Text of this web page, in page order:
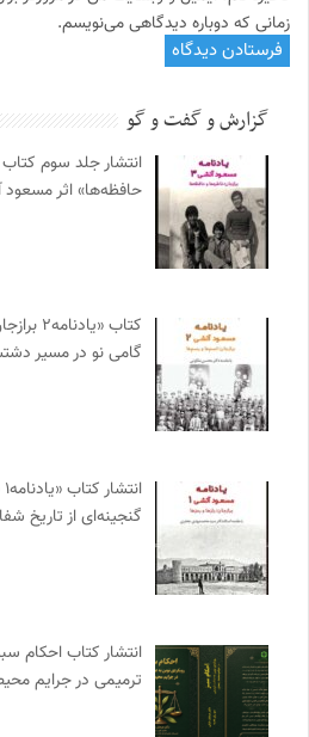
زمانی که دوباره دیدگاهی می‌نویسم.
گزارش و گفت و گو
حافظه‌ها» اثر
کتاب
گامی نو در مسیر
گنجینه‌ای از تاریخ
انتشار کتاب احکام
ترمیمی در جرایم